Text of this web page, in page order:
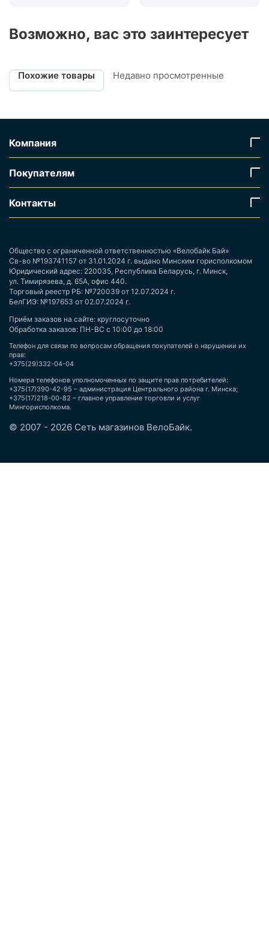
Возможно, вас это заинтересует
Похожие товары Недавно просмотренные
Компания
Покупателям
Контакты
Общество с ограниченной ответственностью «Велобайк Бай»
Св-во №193741157 от 31.01.2024 г. выдано Минским горисполкомом
Юридический адрес: 220035, Республика Беларусь, г. Минск,
ул. Тимирязева, д. 65А, офис 440.
Торговый реестр РБ: №720039 от 12.07.2024 г.
БелГИЭ: №197653 от 02.07.2024 г.
Приём заказов на сайте: круглосуточно
Обработка заказов: ПН-ВС с 10:00 до 18:00
Телефон для связи по вопросам обращения покупателей о нарушении их
прав:
+375(29)332-04-04
Номера телефонов уполномоченных по защите прав потребителей:
+375(17)390-42-95 – администрация Центрального района г. Минска;
+375(17)218-00-82 – главное управление торговли и услуг
Мингорисполкома.
© 2007 - 2026 Сеть магазинов ВелоБайк.